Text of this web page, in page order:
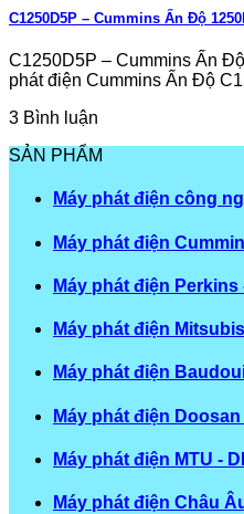
C1250D5P – Cummins Ấn Độ
C1250D5P – Cummins Ấn
phát điện Cummins Ấn Độ
3 Bình luận
SẢN PHẨM
Máy phát điện công
Máy phát điện
Máy phát điện Perkins
Máy phát điện
Máy phát điện
Máy phát điện Doosan
Máy phát điện MTU -
Máy phát điện Châu